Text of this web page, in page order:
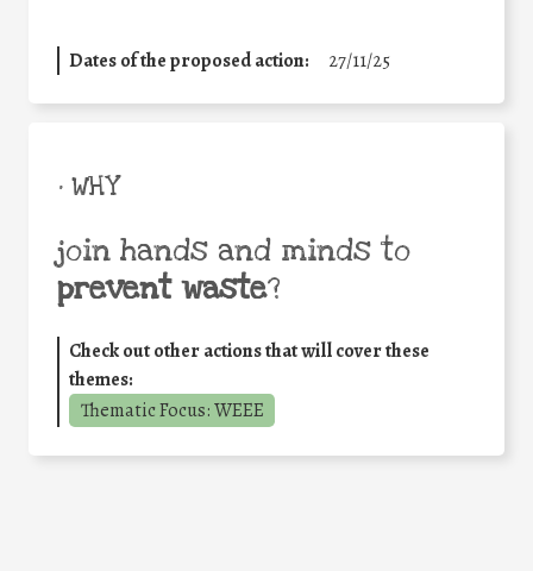
Dates of the proposed action: 27/11/25
• WHY
join hands and minds to
prevent waste?
Check out other actions that will cover these
themes:
Thematic Focus: WEEE